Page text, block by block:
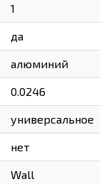
1
да
алюминий
0.0246
универсальное
нет
Wall